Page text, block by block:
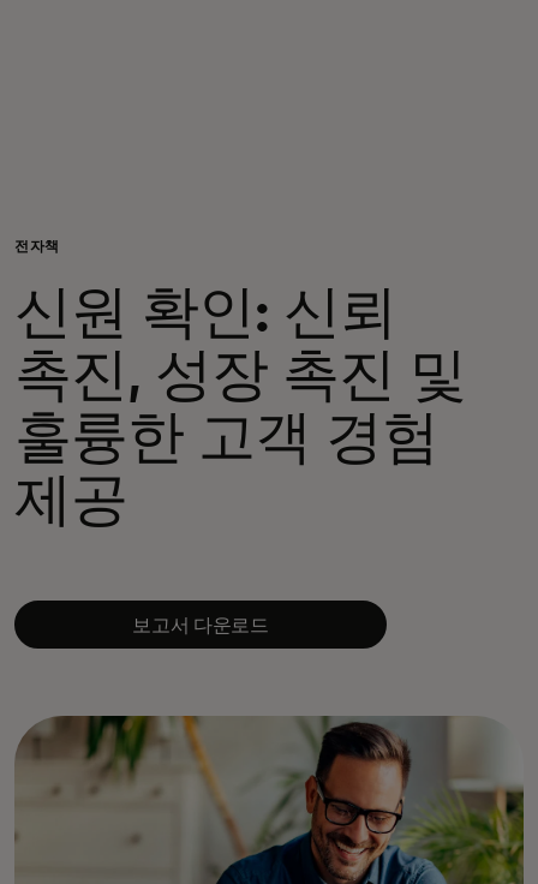
뉴스 & 인사이트
전자책
신원 확인: 신뢰
촉진, 성장 촉진 및
훌륭한 고객 경험
제공
보고서 다운로드